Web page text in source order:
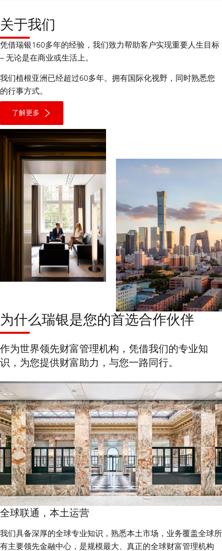
关于我们
凭借瑞银160多年的经验，我们致力帮助客户实现重要人生目标
– 无论是在商业或生活上。
我们植根亚洲已经超过60多年。拥有国际化视野，同时熟悉您
的行事方式。
了解更多
为什么瑞银是您的首选合作伙伴
作为世界领先财富管理机构，凭借我们的专业知
识，为您提供财富助力，与您一路同行。
全球联通，本土运营
我们具备深厚的全球专业知识，熟悉本土市场，业务覆盖全球所
有主要领先金融中心，是规模最大、真正的全球财富管理机构